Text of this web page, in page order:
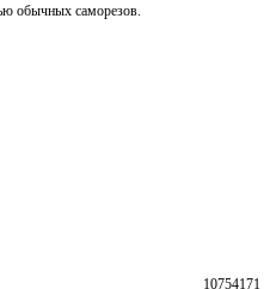
обычных саморезов.
10754171